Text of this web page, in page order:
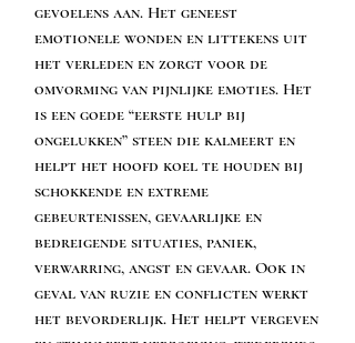
gevoelens aan. Het geneest
emotionele wonden en littekens uit
het verleden en zorgt voor de
omvorming van pijnlijke emoties. Het
is een goede “eerste hulp bij
ongelukken” steen die kalmeert en
helpt het hoofd koel te houden bij
schokkende en extreme
gebeurtenissen, gevaarlijke en
bedreigende situaties, paniek,
verwarring, angst en gevaar. Ook in
geval van ruzie en conflicten werkt
het bevorderlijk. Het helpt vergeven